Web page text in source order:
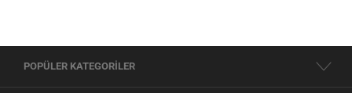
POPÜLER KATEGORİLER